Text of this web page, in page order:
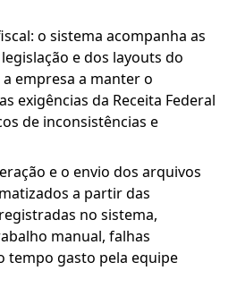
o sistema acompanha as
e dos layouts do
a empresa a manter o
exigências da Receita Federal
de inconsistências e
e o envio dos arquivos
a partir das
no sistema,
manual, falhas
tempo gasto pela equipe